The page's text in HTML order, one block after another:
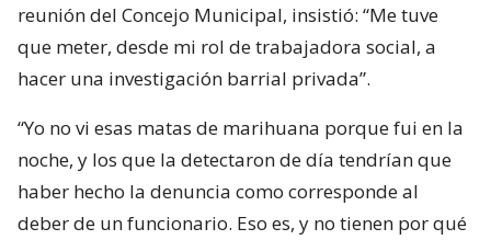
reunión del Concejo Municipal, insistió: “Me tuve
que meter, desde mi rol de trabajadora social, a
hacer una investigación barrial privada”.
“Yo no vi esas matas de marihuana porque fui en la
noche, y los que la detectaron de día tendrían que
haber hecho la denuncia como corresponde al
deber de un funcionario. Eso es, y no tienen por qué